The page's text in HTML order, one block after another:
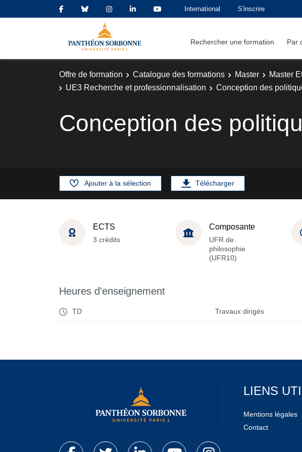
International S'inscrire
Rechercher une formation Par
Offre de formation Catalogue des formations Master Master
UE3 Recherche et professionnalisation
Conception des
Conception des
Ajouter à la sélection Télécharger
ECTS
3 crédits
Composante
UFR de
philosophie
(UFR10)
Heures d'enseignement
TD Travaux dirigés
LIENS
Mentions légales
Contact